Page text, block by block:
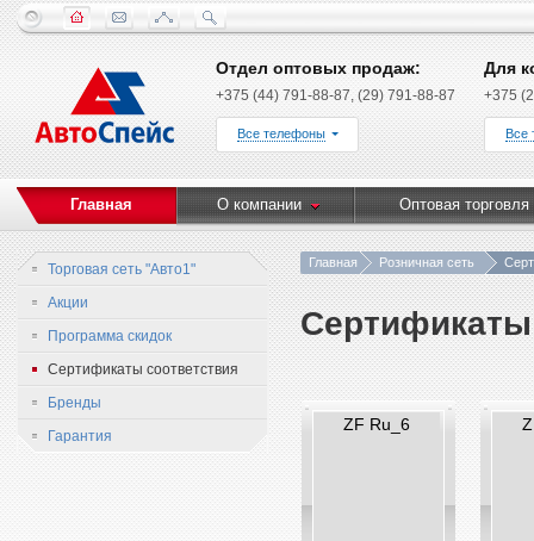
Отдел оптовых продаж:
+375 (44) 791-88-87, (29) 791-88-87
Все телефоны
Для
+375
Все
Главная О компании Оптовая торговля
Торговая сеть "Авто1"
Акции
Программа скидок
Сертификаты соответствия
Бренды
Гарантия
Главная Розничная сеть
Сертификаты
ZF Ru_6